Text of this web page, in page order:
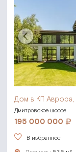
Дом в КП Аврора,
Дмитровское шоссе
195 000 000
В избранное